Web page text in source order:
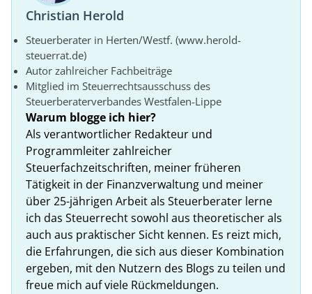
Christian Herold
Steuerberater in Herten/Westf. (www.herold-
steuerrat.de)
Autor zahlreicher Fachbeiträge
Mitglied im Steuerrechtsausschuss des
Steuerberaterverbandes Westfalen-Lippe
Warum blogge ich hier?
Als verantwortlicher Redakteur und
Programmleiter zahlreicher
Steuerfachzeitschriften, meiner früheren
Tätigkeit in der Finanzverwaltung und meiner
über 25-jährigen Arbeit als Steuerberater lerne
ich das Steuerrecht sowohl aus theoretischer als
auch aus praktischer Sicht kennen. Es reizt mich,
die Erfahrungen, die sich aus dieser Kombination
ergeben, mit den Nutzern des Blogs zu teilen und
freue mich auf viele Rückmeldungen.